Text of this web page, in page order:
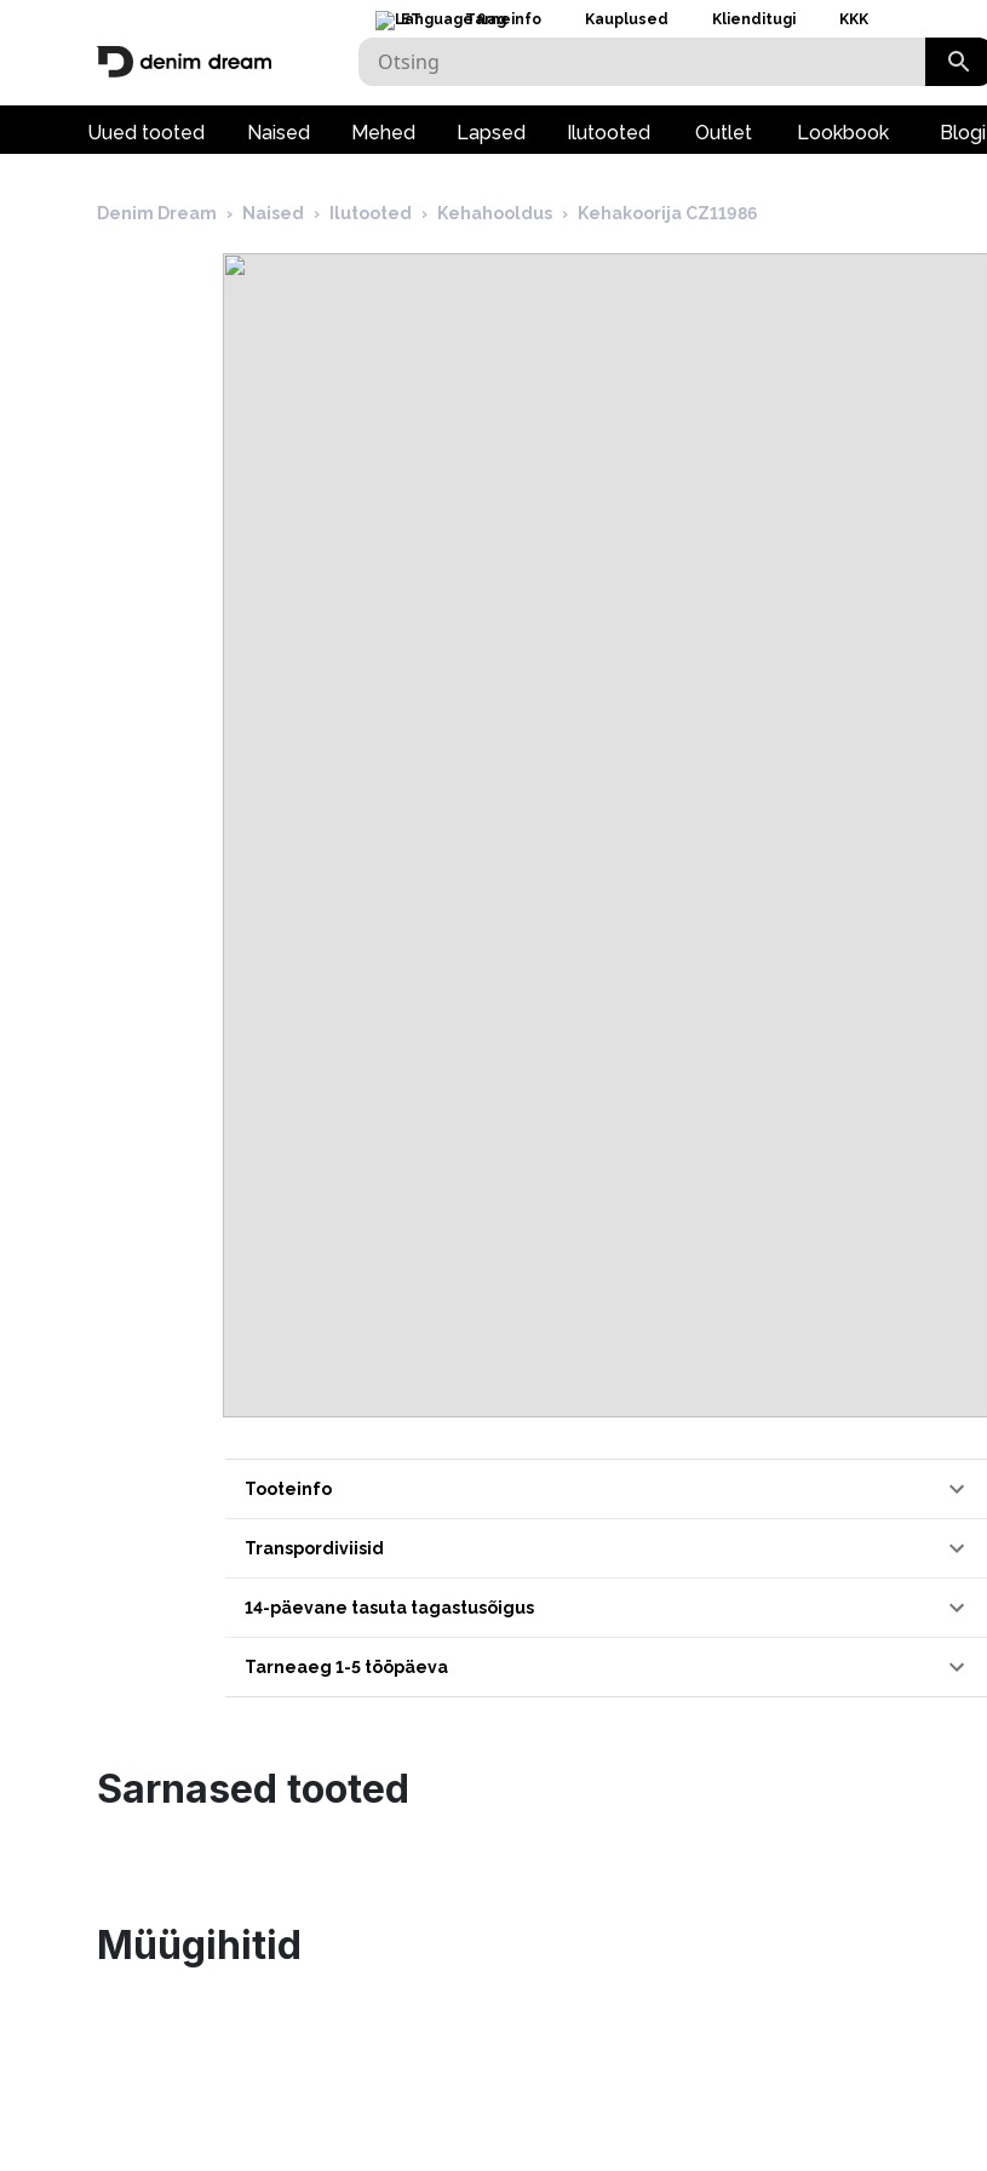
ET Tarneinfo Kauplused Klienditugi KKK
Uued tooted Naised Mehed Lapsed Ilutooted Outlet Lookbook Blogi
Denim Dream › Naised › Ilutooted › Kehahooldus › Kehakoorija CZ11986
Tooteinfo
Transpordiviisid
14-päevane tasuta tagastusõigus
Tarneaeg 1-5 tööpäeva
Sarnased tooted
Müügihitid